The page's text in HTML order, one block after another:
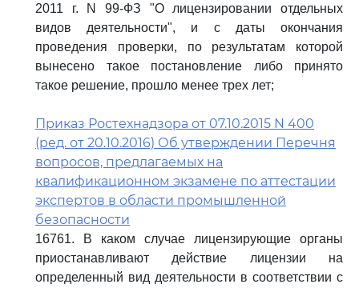
2011 г. N 99-ФЗ "О лицензировании отдельных
видов деятельности", и с даты окончания
проведения проверки, по результатам которой
вынесено такое постановление либо принято
такое решение, прошло менее трех лет;
Приказ Ростехнадзора от 07.10.2015 N 400
(ред. от 20.10.2016) Об утверждении Перечня
вопросов, предлагаемых на
квалификационном экзамене по аттестации
экспертов в области промышленной
безопасности
16761. В каком случае лицензирующие органы
приостанавливают действие лицензии на
определенный вид деятельности в соответствии с